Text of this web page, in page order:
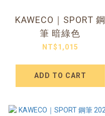
KAWECO｜SPORT 鋼
筆 暗綠色
NT$1,015
ADD TO CART